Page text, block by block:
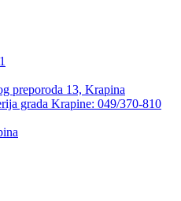
preporoda 13, Krapina
grada Krapine: 049/370-810